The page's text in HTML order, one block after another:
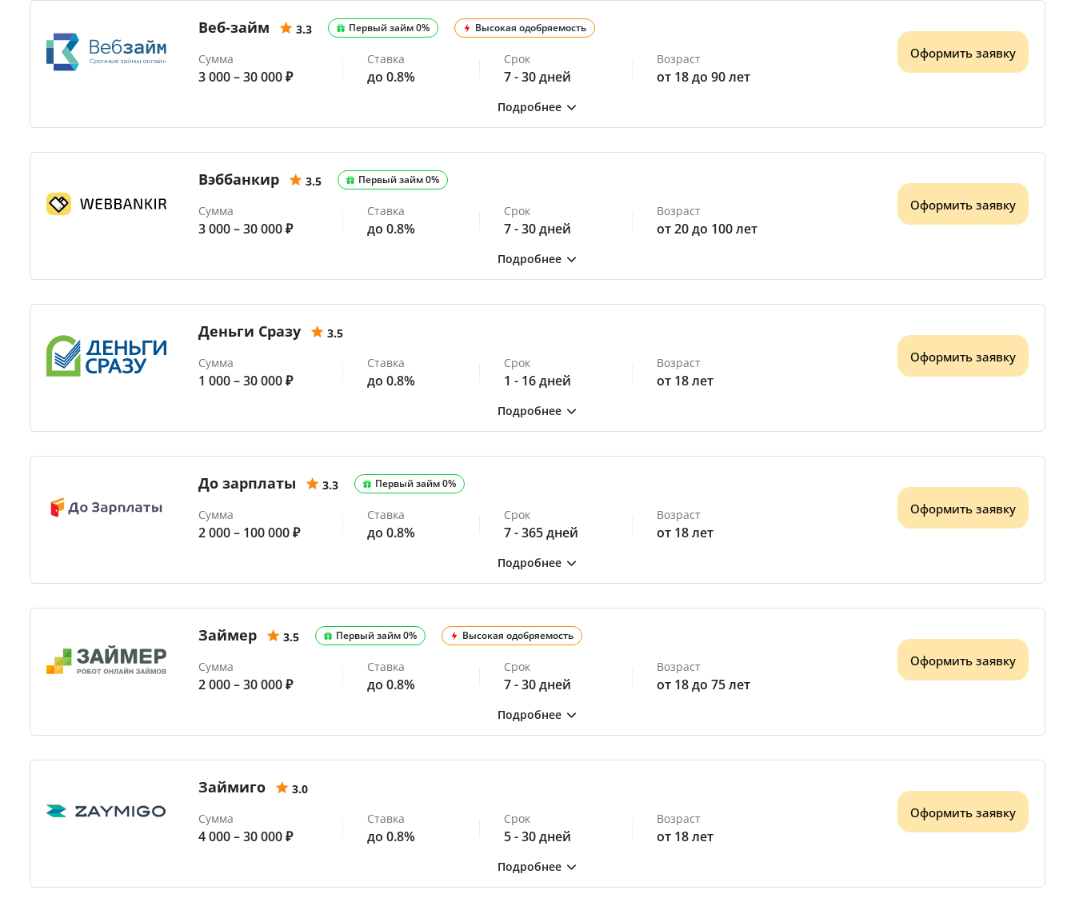
Веб-займ 3.3 Первый займ 0% Высокая одобряемость
Сумма
3 000 – 30 000 ₽
Ставка
до 0.8%
Срок
7 - 30 дней
Возраст
от 18 до 90 лет
Оформить заявку
Вэббанкир 3.5 Первый займ 0%
Сумма
3 000 – 30 000 ₽
Ставка
до 0.8%
Срок
7 - 30 дней
Возраст
от 20 до 100 лет
Оформить заявку
Деньги Сразу
3.5
Сумма
1 000 – 30 000 ₽
Ставка
до 0.8%
Срок
1 - 16 дней
Возраст
от 18 лет
Оформить заявку
До зарплаты 3.3 Первый займ 0%
Сумма
2 000 – 100 000 ₽
Ставка
до 0.8%
Срок
7 - 365 дней
Возраст
от 18 лет
Оформить заявку
Займер 3.5 Первый займ 0% Высокая одобряемость
Сумма
2 000 – 30 000 ₽
Ставка
до 0.8%
Срок
7 - 30 дней
Возраст
от 18 до 75 лет
Оформить заявку
Займиго
3.0
Сумма
4 000 – 30 000 ₽
Ставка
до 0.8%
Срок
5 - 30 дней
Возраст
от 18 лет
Оформить заявку